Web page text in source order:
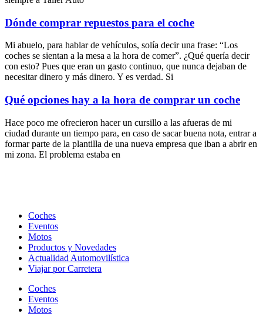
Dónde comprar repuestos para el coche
Mi abuelo, para hablar de vehículos, solía decir una frase: “Los
coches se sientan a la mesa a la hora de comer”. ¿Qué quería decir
con esto? Pues que eran un gasto continuo, que nunca dejaban de
necesitar dinero y más dinero. Y es verdad. Si
Qué opciones hay a la hora de comprar un coche
Hace poco me ofrecieron hacer un cursillo a las afueras de mi
ciudad durante un tiempo para, en caso de sacar buena nota, entrar a
formar parte de la plantilla de una nueva empresa que iban a abrir en
mi zona. El problema estaba en
Coches
Eventos
Motos
Productos y Novedades
Actualidad Automovilística
Viajar por Carretera
Coches
Eventos
Motos